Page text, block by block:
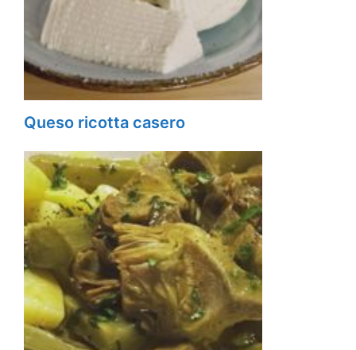
Queso ricotta casero